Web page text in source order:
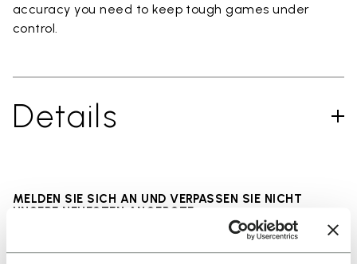
accuracy you need to keep tough games under
control.
Details
MELDEN SIE SICH AN UND VERPASSEN SIE NICHT
UNSERE NEUESTEN ANGEBOTE